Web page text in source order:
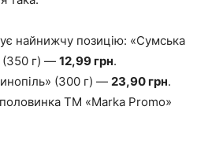
найнижчу позицію: «Сумська
(350 г) — 12,99 грн.
(300 г) — 23,90 грн.
ТМ «Marka Promo»